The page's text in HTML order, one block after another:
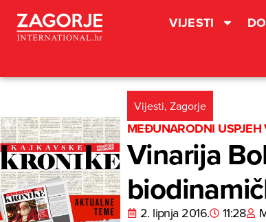
VIJESTI
Vijesti, Zagorje
MEĐUNARODNI USPJEH
Vinarija
2. lipnja 2016. 11:28